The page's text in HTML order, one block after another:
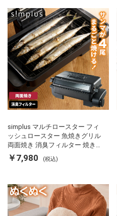
simplus マルチロースター フィ
ッシュロースター 魚焼きグリル
両面焼き 消臭フィルター 焼き魚
両面ヒーター タイマー付き SP-
FRS01 マットブラック シンプラ
￥7,980 (税込)